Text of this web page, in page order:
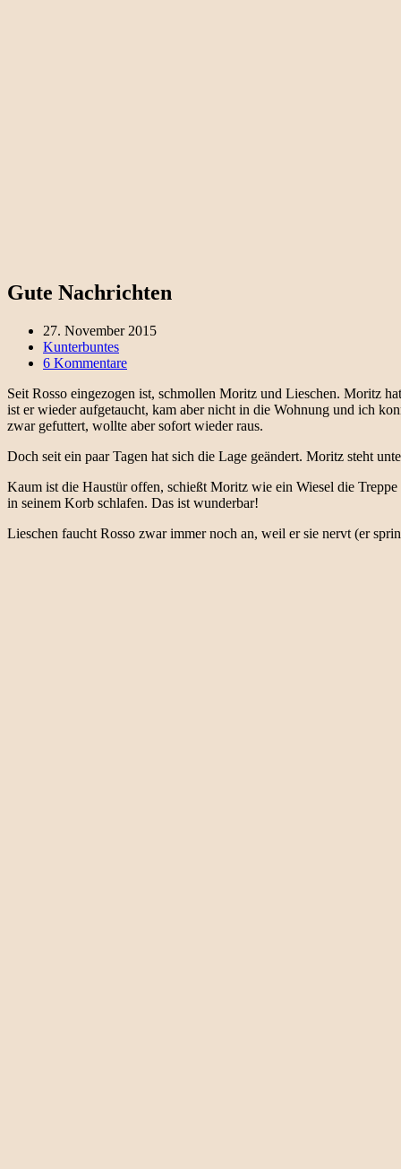
Gute Nachrichten
27. November 2015
Kunterbuntes
6 Kommentare
Seit Rosso eingezogen ist, schmollen Moritz und Lieschen. Moritz
ist er wieder aufgetaucht, kam aber nicht in die Wohnung und ich
zwar gefuttert, wollte aber sofort wieder raus.
Doch seit ein paar Tagen hat sich die Lage geändert. Moritz steht
Kaum ist die Haustür offen, schießt Moritz wie ein Wiesel die
in seinem Korb schlafen. Das ist wunderbar!
Lieschen faucht Rosso zwar immer noch an, weil er sie nervt (er